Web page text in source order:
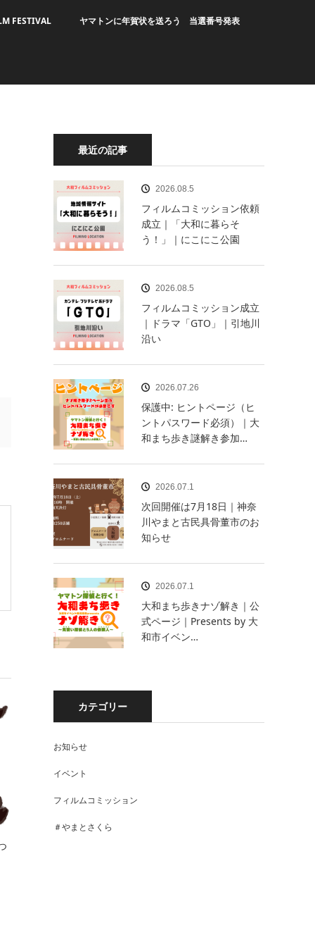
FESTIVAL ヤマトンに年賀状を送ろう 当選番号発表
最近の記事
2026.08.5
フィルムコミッション依頼
成立｜「大和に暮らそ
う！」｜にこにこ公園
2026.08.5
フィルムコミッション成立
｜ドラマ「GTO」｜引地川
沿い
2026.07.26
保護中: ヒントページ（ヒ
ントパスワード必須）｜大
和まち歩き謎解き参加…
2026.07.1
次回開催は7月18日｜神奈
川やまと古民具骨董市のお
知らせ
2026.07.1
大和まち歩きナゾ解き｜公
式ページ｜Presents by 大
和市イベン…
カテゴリー
お知らせ
イベント
フィルムコミッション
＃やまとさくら